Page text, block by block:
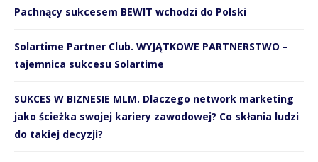
Pachnący sukcesem BEWIT wchodzi do Polski
Solartime Partner Club. WYJĄTKOWE PARTNERSTWO –
tajemnica sukcesu Solartime
SUKCES W BIZNESIE MLM. Dlaczego network marketing
jako ścieżka swojej kariery zawodowej? Co skłania ludzi
do takiej decyzji?